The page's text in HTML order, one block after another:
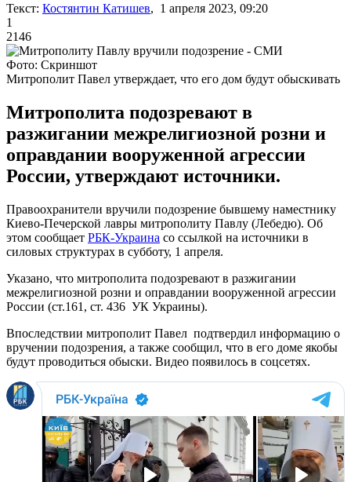
Текст: Костянтин Катишев, 1 апреля 2023, 09:20
1
2146
Фото: Скриншот
Митрополит Павел утверждает, что его дом будут обыскивать
Митрополита подозревают в
разжигании межрелигиозной розни и
оправдании вооруженной агрессии
России, утверждают источники.
Правоохранители вручили подозрение бывшему наместнику
Киево-Печерской лавры митрополиту Павлу (Лебедю). Об
этом сообщает РБК-Украина со ссылкой на источники в
силовых структурах в субботу, 1 апреля.
Указано, что митрополита подозревают в разжигании
межрелигиозной розни и оправдании вооруженной агрессии
России (ст.161, ст. 436 УК Украины).
Впоследствии митрополит Павел подтвердил информацию о
вручении подозрения, а также сообщил, что в его доме якобы
будут проводиться обыски. Видео появилось в соцсетях.